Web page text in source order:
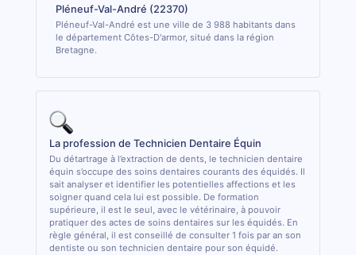
Pléneuf-Val-André (22370)
Pléneuf-Val-André est une ville de 3 988 habitants dans
le département Côtes-D'armor, situé dans la région
Bretagne.
La profession de Technicien Dentaire Équin
Du détartrage à l’extraction de dents, le technicien dentaire
équin s’occupe des soins dentaires courants des équidés. Il
sait analyser et identifier les potentielles affections et les
soigner quand cela lui est possible. De formation
supérieure, il est le seul, avec le vétérinaire, à pouvoir
pratiquer des actes de soins dentaires sur les équidés. En
règle général, il est conseillé de consulter 1 fois par an son
dentiste ou son technicien dentaire pour son équidé.